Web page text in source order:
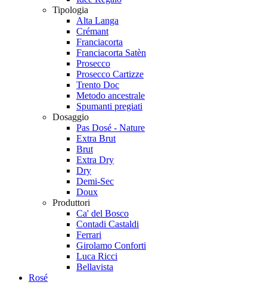
Tipologia
Alta Langa
Crémant
Franciacorta
Franciacorta Satèn
Prosecco
Prosecco Cartizze
Trento Doc
Metodo ancestrale
Spumanti pregiati
Dosaggio
Pas Dosé - Nature
Extra Brut
Brut
Extra Dry
Dry
Demi-Sec
Doux
Produttori
Ca' del Bosco
Contadi Castaldi
Ferrari
Girolamo Conforti
Luca Ricci
Bellavista
Rosé